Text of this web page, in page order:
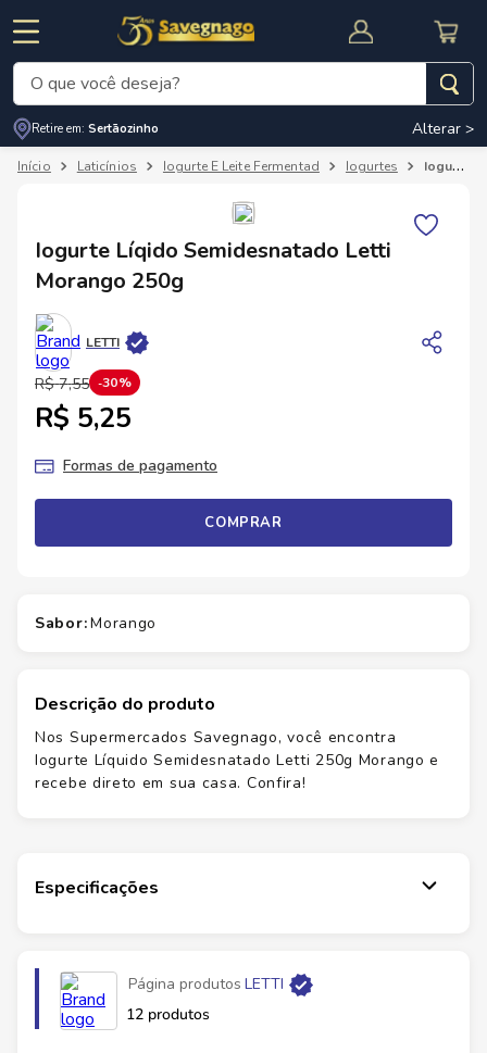
CUPOM DE DESCONTO
O que você deseja?
Retire em: Sertãozinho Alterar >
Laticínios Iogurte E Leite Fermentad Iogurtes Iogurte Líqido Semidesnatado Letti Morango 250g
Iogurte Líqido Semidesnatado Letti
Morango 250g
LETTI
R$ 7,55 30%
R$ 5,25
Formas de pagamento
COMPRAR
sabor: morango
Descrição do produto
Nos Supermercados Savegnago, você encontra
Iogurte Líquido Semidesnatado Letti 250g Morango e
recebe direto em sua casa. Confira!
Especificações
Página produtos LETTI
12 produtos
Termos mais buscados
3º
cerveja
carne
5º arroz